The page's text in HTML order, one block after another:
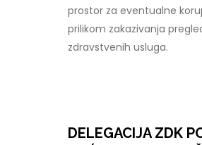
prostor za eventualne
prilikom zakazivanja
zdravstvenih usluga.
DELEGACIJA ZDK